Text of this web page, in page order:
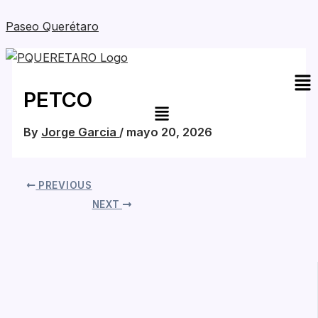
to
content
Paseo Querétaro
PETCO
By Jorge Garcia / mayo 20, 2026
PREVIOUS
NEXT